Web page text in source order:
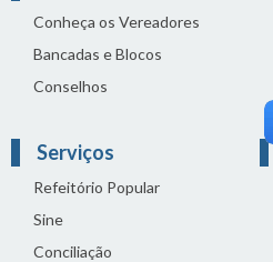
Conheça os Vereadores
Bancadas e Blocos
Conselhos
Serviços
Refeitório Popular
Sine
Conciliação